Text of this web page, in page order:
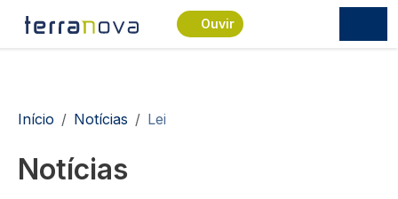
Passar para o conteúdo principal
Ouvir
Navegação estrutural
Início Notícias Lei
Notícias